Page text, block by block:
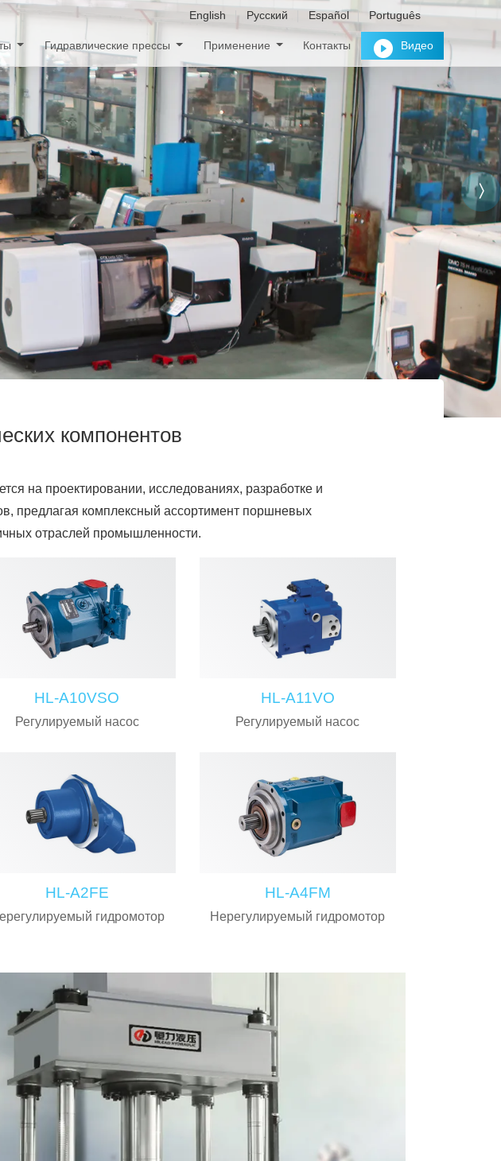
English Русский Español Português
Гидравлические прессы Применение Контакты Видео
гидравлических
прессы под заказ, с усилием от 10 до 10 000 тонн —
решения под растущие потребности вашего бизнеса
компонентов
на проектировании, исследованиях, разработке и
предлагая комплексный ассортимент поршневых
отраслей промышленности.
HL-A10VSO
Регулируемый насос
HL-A11VO
Регулируемый насос
HL-A2FE
гидромотор
HL-A4FM
Нерегулируемый гидромотор